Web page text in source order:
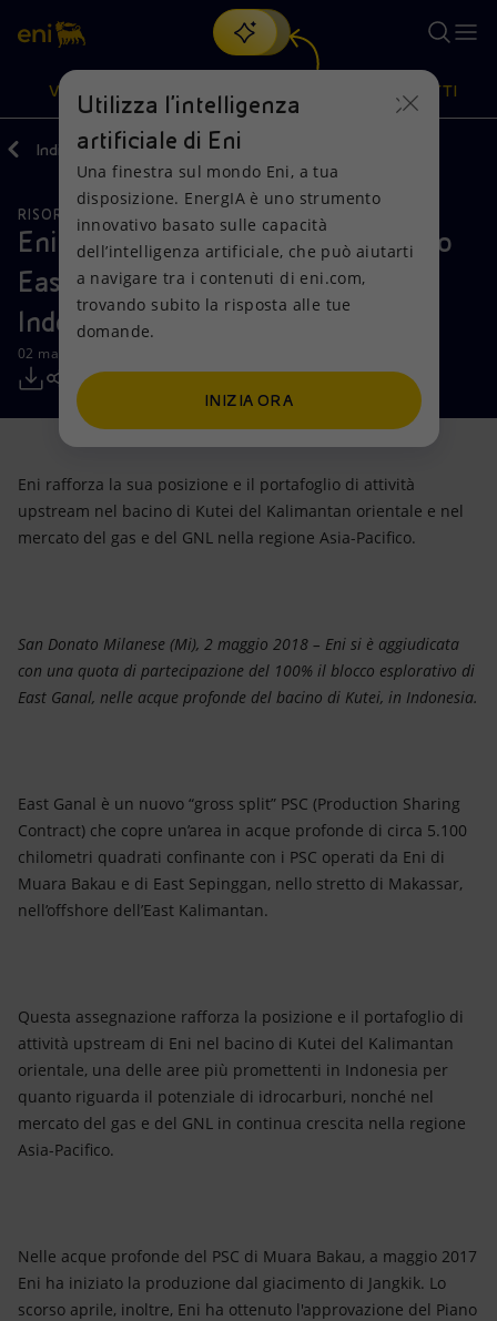
Cerca
scopri EnergIA, la nostra nuova soluzione di intelligenza
artificiale.
VISIONE
Visione
Mission e valori
Persone e Partnership
Net Zero
Modello satellitare
Energia accessibile
Azioni
Diversificazione energetica
Tecnologie per la transizione
Collaborazioni per l'innovazione
Attività nel mondo
PRODOTTI
Prodotti
Casa
Imprese
Mobilità
Indietro Media Comunicati Stampa
RISORSE NATURALI
Eni si aggiudica il blocco esplorativo
East Ganal nel Bacino di Kutei in
Indonesia
02 maggio 2018 - 09:30 CEST
Eni rafforza la sua posizione e il portafoglio di attività
upstream nel bacino di Kutei del Kalimantan orientale e nel
mercato del gas e del GNL nella regione Asia-Pacifico.
San Donato Milanese (Mi), 2 maggio 2018 – Eni si è aggiudicata
con una quota di partecipazione del 100% il blocco esplorativo di
East Ganal, nelle acque profonde del bacino di Kutei, in Indonesia.
East Ganal è un nuovo “gross split” PSC (Production Sharing
Contract) che copre un’area in acque profonde di circa 5.100
chilometri quadrati confinante con i PSC operati da Eni di
Muara Bakau e di East Sepinggan, nello stretto di Makassar,
nell’offshore dell’East Kalimantan.
Questa assegnazione rafforza la posizione e il portafoglio di
attività upstream di Eni nel bacino di Kutei del Kalimantan
orientale, una delle aree più promettenti in Indonesia per
quanto riguarda il potenziale di idrocarburi, nonché nel
mercato del gas e del GNL in continua crescita nella regione
Asia-Pacifico.
Nelle acque profonde del PSC di Muara Bakau, a maggio 2017
Eni ha iniziato la produzione dal giacimento di Jangkik. Lo
scorso aprile, inoltre, Eni ha ottenuto l'approvazione del Piano
Utilizza l'intelligenza
artificiale di Eni
Una finestra sul mondo Eni, a tua
disposizione. EnergIA è uno strumento
innovativo basato sulle capacità
dell’intelligenza artificiale, che può aiutarti
a navigare tra i contenuti di eni.com,
trovando subito la risposta alle tue
domande.
INIZIA ORA